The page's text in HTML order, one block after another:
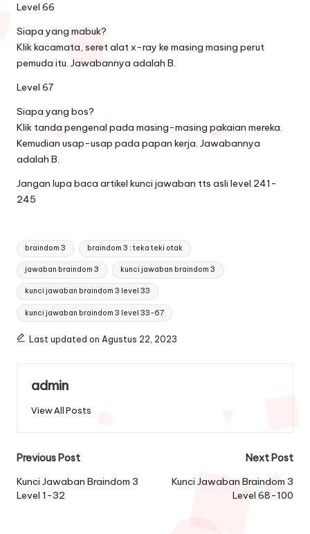
Level 66
Siapa yang mabuk?
Klik kacamata, seret alat x-ray ke masing masing perut
pemuda itu. Jawabannya adalah B.
Level 67
Siapa yang bos?
Klik tanda pengenal pada masing-masing pakaian mereka.
Kemudian usap-usap pada papan kerja. Jawabannya
adalah B.
Jangan lupa baca artikel kunci jawaban tts asli level 241-
245
Tags:
braindom 3 braindom 3 : teka teki otak
jawaban braindom 3 kunci jawaban braindom 3
kunci jawaban braindom 3 level 33
kunci jawaban braindom 3 level 33-67
Last updated on Agustus 22, 2023
admin
View All Posts
Post
navigation
Previous Post
Kunci Jawaban Braindom 3
Level 1-32
Next Post
Kunci Jawaban Braindom 3
Level 68-100